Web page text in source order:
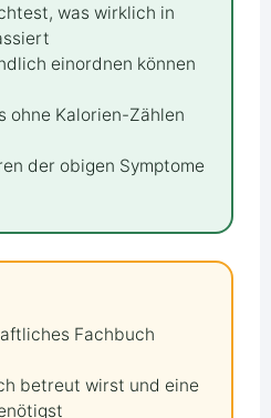
was wirklich in
einordnen können
ohne Kalorien-Zählen
der obigen Symptome
Fachbuch
betreut wirst und eine